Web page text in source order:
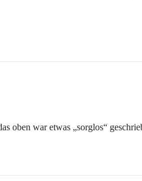
oben war etwas „sorglos“